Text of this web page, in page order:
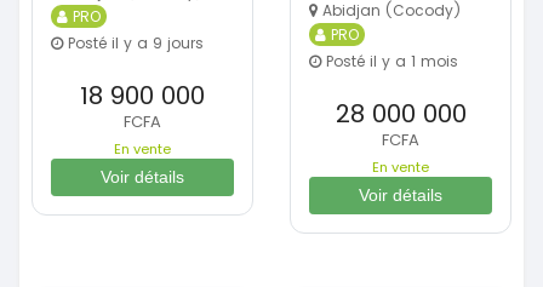
PRO
Posté il y a 9 jours
18 900 000
FCFA
En vente
Voir détails
Abidjan (Cocody)
PRO
Posté il y a 1 mois
28 000 000
FCFA
En vente
Voir détails